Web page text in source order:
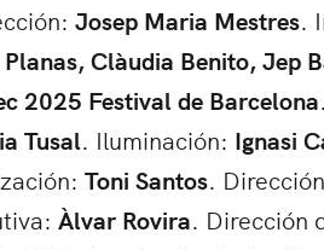
Josep Maria Mestres
Clàudia Benito, Jep
2025 Festival de Barcelona
Tusal . Iluminación: Ignasi
Toni Santos .
Àlvar Rovira .